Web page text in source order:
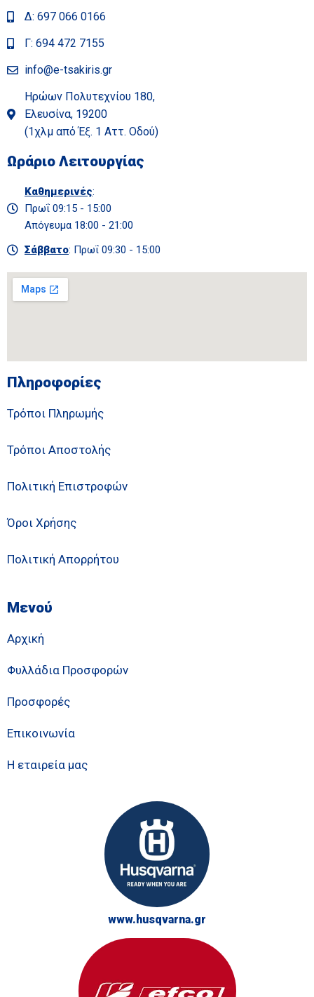
Δ: 697 066 0166
Γ: 694 472 7155
info@e-tsakiris.gr
Ηρώων Πολυτεχνίου 180,
Ελευσίνα, 19200
(1χλμ από Έξ. 1 Αττ. Οδού)
Ωράριο Λειτουργίας
Καθημερινές:
Πρωΐ 09:15 - 15:00
Απόγευμα 18:00 - 21:00
Σάββατο: Πρωΐ 09:30 - 15:00
Πληροφορίες
Τρόποι Πληρωμής
Τρόποι Αποστολής
Πολιτική Επιστροφών
Όροι Χρήσης
Πολιτική Απορρήτου
Μενού
Αρχική
Φυλλάδια Προσφορών
Προσφορές
Επικοινωνία
Η εταιρεία μας
www.husqvarna.gr